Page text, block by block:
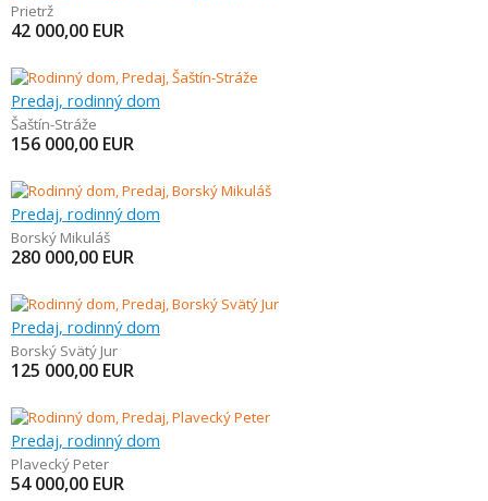
Prietrž
42 000,00 EUR
Predaj, rodinný dom
Šaštín-Stráže
156 000,00 EUR
Predaj, rodinný dom
Borský Mikuláš
280 000,00 EUR
Predaj, rodinný dom
Borský Svätý Jur
125 000,00 EUR
Predaj, rodinný dom
Plavecký Peter
54 000,00 EUR